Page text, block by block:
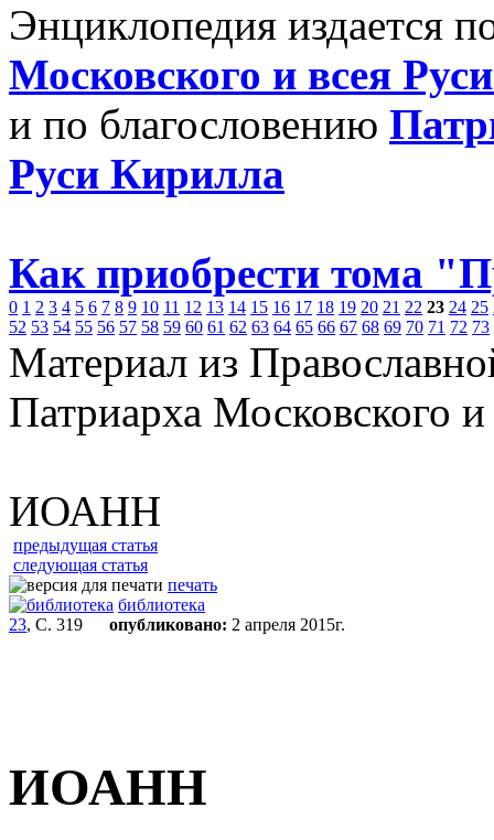
Энциклопедия издается
Московского и всея
и по благословению
Руси Кирилла
Как приобрести тома
0 1 2 3 4 5 6 7 8 9 10 11 12 13 14 15 16 17 18 19 20 21 22 23 24 25
52 53 54 55 56 57 58 59 60 61 62 63 64 65 66 67 68 69 70 71 72 73
Материал из
Патриарха Московского
ИОАНН
предыдущая статья
следующая статья
печать
библиотека
23, С. 319 опубликовано: 2 апреля 2015г.
ИОАНН